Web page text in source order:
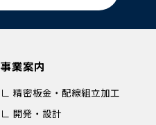
事業案内
∟ 精密板金・配線組立加工
∟ 開発・設計